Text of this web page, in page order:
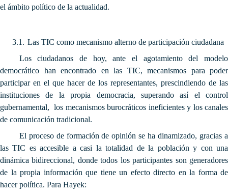
el ámbito político de la actualidad.
3.1. Las TIC como mecanismo alterno de participación ciudadana
Los ciudadanos de hoy, ante el agotamiento del modelo
democrático han encontrado en las TIC, mecanismos para poder
participar en el que hacer de los representantes, prescindiendo de las
instituciones de la propia democracia, superando así el control
gubernamental, los mecanismos burocráticos ineficientes y los canales
de comunicación tradicional.
El proceso de formación de opinión se ha dinamizado, gracias a
las TIC es accesible a casi la totalidad de la población y con una
dinámica bidireccional, donde todos los participantes son generadores
de la propia información que tiene un efecto directo en la forma de
hacer política. Para Hayek: